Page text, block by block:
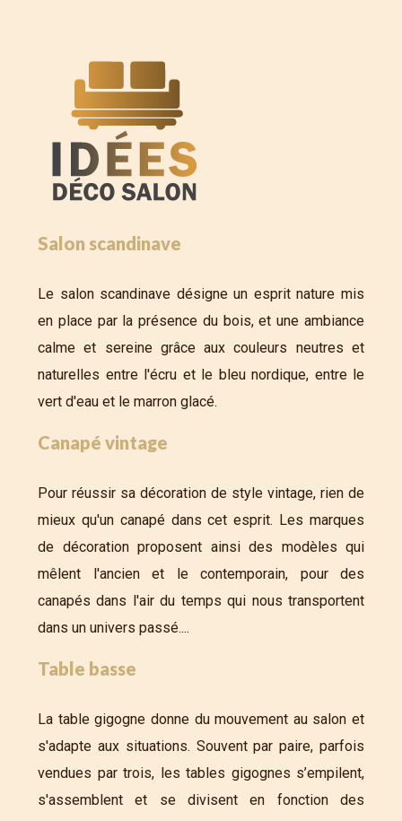
Salon scandinave
Le salon scandinave désigne un esprit nature mis
en place par la présence du bois, et une ambiance
calme et sereine grâce aux couleurs neutres et
naturelles entre l'écru et le bleu nordique, entre le
vert d'eau et le marron glacé.
Canapé vintage
Pour réussir sa décoration de style vintage, rien de
mieux qu'un canapé dans cet esprit. Les marques
de décoration proposent ainsi des modèles qui
mêlent l'ancien et le contemporain, pour des
canapés dans l'air du temps qui nous transportent
dans un univers passé....
Table basse
La table gigogne donne du mouvement au salon et
s'adapte aux situations. Souvent par paire, parfois
vendues par trois, les tables gigognes s’empilent,
s'assemblent et se divisent en fonction des